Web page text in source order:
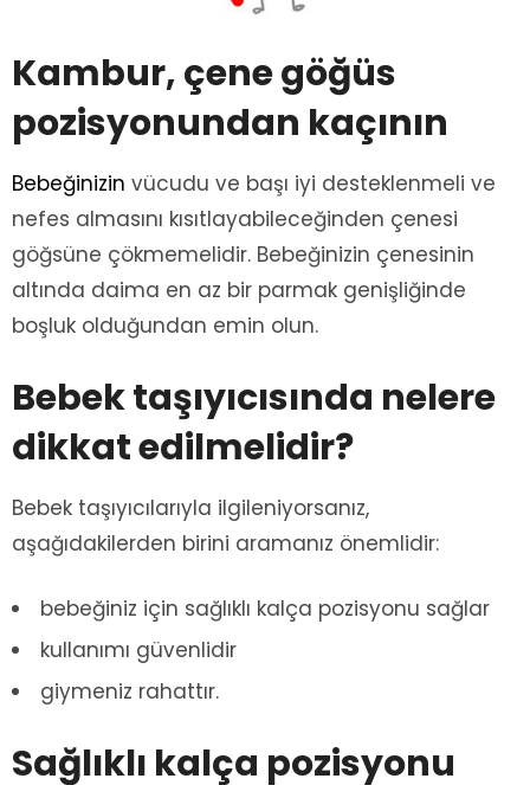
Kambur, çene göğüs
pozisyonundan kaçının
Bebeğinizin vücudu ve başı iyi desteklenmeli ve
nefes almasını kısıtlayabileceğinden çenesi
göğsüne çökmemelidir. Bebeğinizin çenesinin
altında daima en az bir parmak genişliğinde
boşluk olduğundan emin olun.
Bebek taşıyıcısında nelere
dikkat edilmelidir?
Bebek taşıyıcılarıyla ilgileniyorsanız,
aşağıdakilerden birini aramanız önemlidir:
bebeğiniz için sağlıklı kalça pozisyonu sağlar
kullanımı güvenlidir
giymeniz rahattır.
Sağlıklı kalça pozisyonu